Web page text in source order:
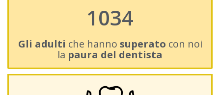
1034
Gli adulti che hanno superato con noi
la paura del dentista